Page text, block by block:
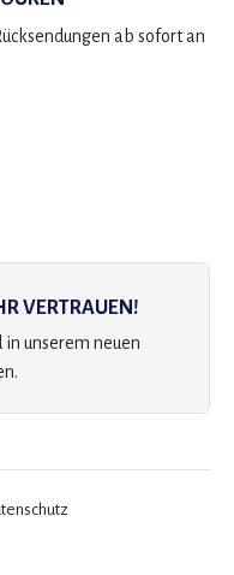
ab sofort an
VERTRAUEN!
unserem neuen